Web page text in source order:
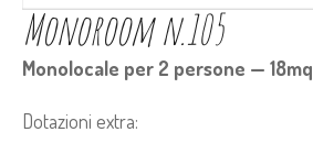
Monoroom n.105
Monolocale per 2 persone — 18mq
Dotazioni extra: